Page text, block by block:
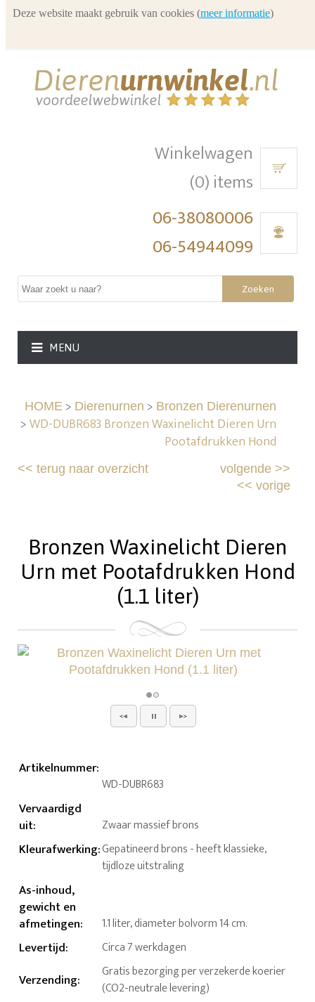
Winkelwagen
(0) items
06-38080006
06-54944099
Zoeken
MENU
HOME> Dierenurnen > Bronzen Dierenurnen
>WD-DUBR683 Bronzen Waxinelicht Dieren Urn
Pootafdrukken Hond
<<terug naar overzicht volgende>>
<< vorige
Bronzen Waxinelicht Dieren
Urn met Pootafdrukken Hond
(1.1 liter)
Artikelnummer:
WD-DUBR683
Vervaardigd
uit: Zwaar massief brons
Kleurafwerking:Gepatineerd brons - heeft klassieke,
tijdloze uitstraling
As-inhoud,
gewicht en
afmetingen: 1.1 liter, diameter bolvorm 14 cm.
Levertijd: Circa 7 werkdagen
Verzending:
Gratis bezorging per verzekerde koerier
(CO2-neutrale levering)
Deze website maakt gebruik van cookies (meer informatie)